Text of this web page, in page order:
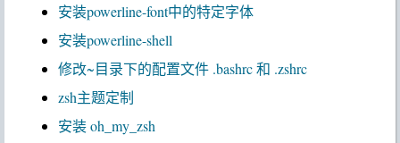
安装powerline-font中的特定字体
安装powerline-shell
修改~目录下的配置文件 .bashrc 和 .zshrc
zsh主题定制
安装 oh_my_zsh